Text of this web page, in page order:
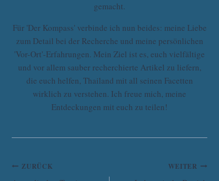
gemacht.
Für 'Der Kompass' verbinde ich nun beides: meine Liebe
zum Detail bei der Recherche und meine persönlichen
'Vor-Ort'-Erfahrungen. Mein Ziel ist es, euch vielfältige
und vor allem sauber recherchierte Artikel zu liefern,
die euch helfen, Thailand mit all seinen Facetten
wirklich zu verstehen. Ich freue mich, meine
Entdeckungen mit euch zu teilen!
Beitrags-
ZURÜCK WEITER